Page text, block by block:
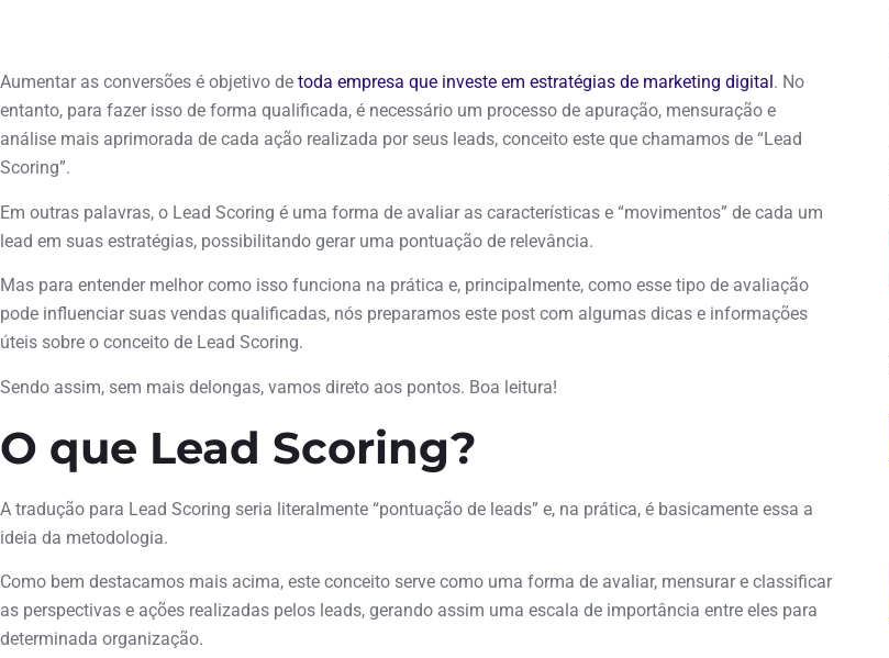
Aumentar as conversões é objetivo de toda empresa que investe em estratégias de marketing digital . No
entanto, para fazer isso de forma qualificada, é necessário um processo de apuração, mensuração e
análise mais aprimorada de cada ação realizada por seus leads, conceito este que chamamos de “Lead
Scoring”.
Em outras palavras, o Lead Scoring é uma forma de avaliar as características e “movimentos” de cada um
lead em suas estratégias, possibilitando gerar uma pontuação de relevância.
Mas para entender melhor como isso funciona na prática e, principalmente, como esse tipo de avaliação
pode influenciar suas vendas qualificadas, nós preparamos este post com algumas dicas e informações
úteis sobre o conceito de Lead Scoring.
Sendo assim, sem mais delongas, vamos direto aos pontos. Boa leitura!
O que Lead Scoring?
A tradução para Lead Scoring seria literalmente “pontuação de leads” e, na prática, é basicamente essa a
ideia da metodologia.
Como bem destacamos mais acima, este conceito serve como uma forma de avaliar, mensurar e classificar
as perspectivas e ações realizadas pelos leads, gerando assim uma escala de importância entre eles para
determinada organização.